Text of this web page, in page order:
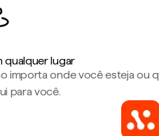
qualquer lugar
importa onde você esteja ou
para você.